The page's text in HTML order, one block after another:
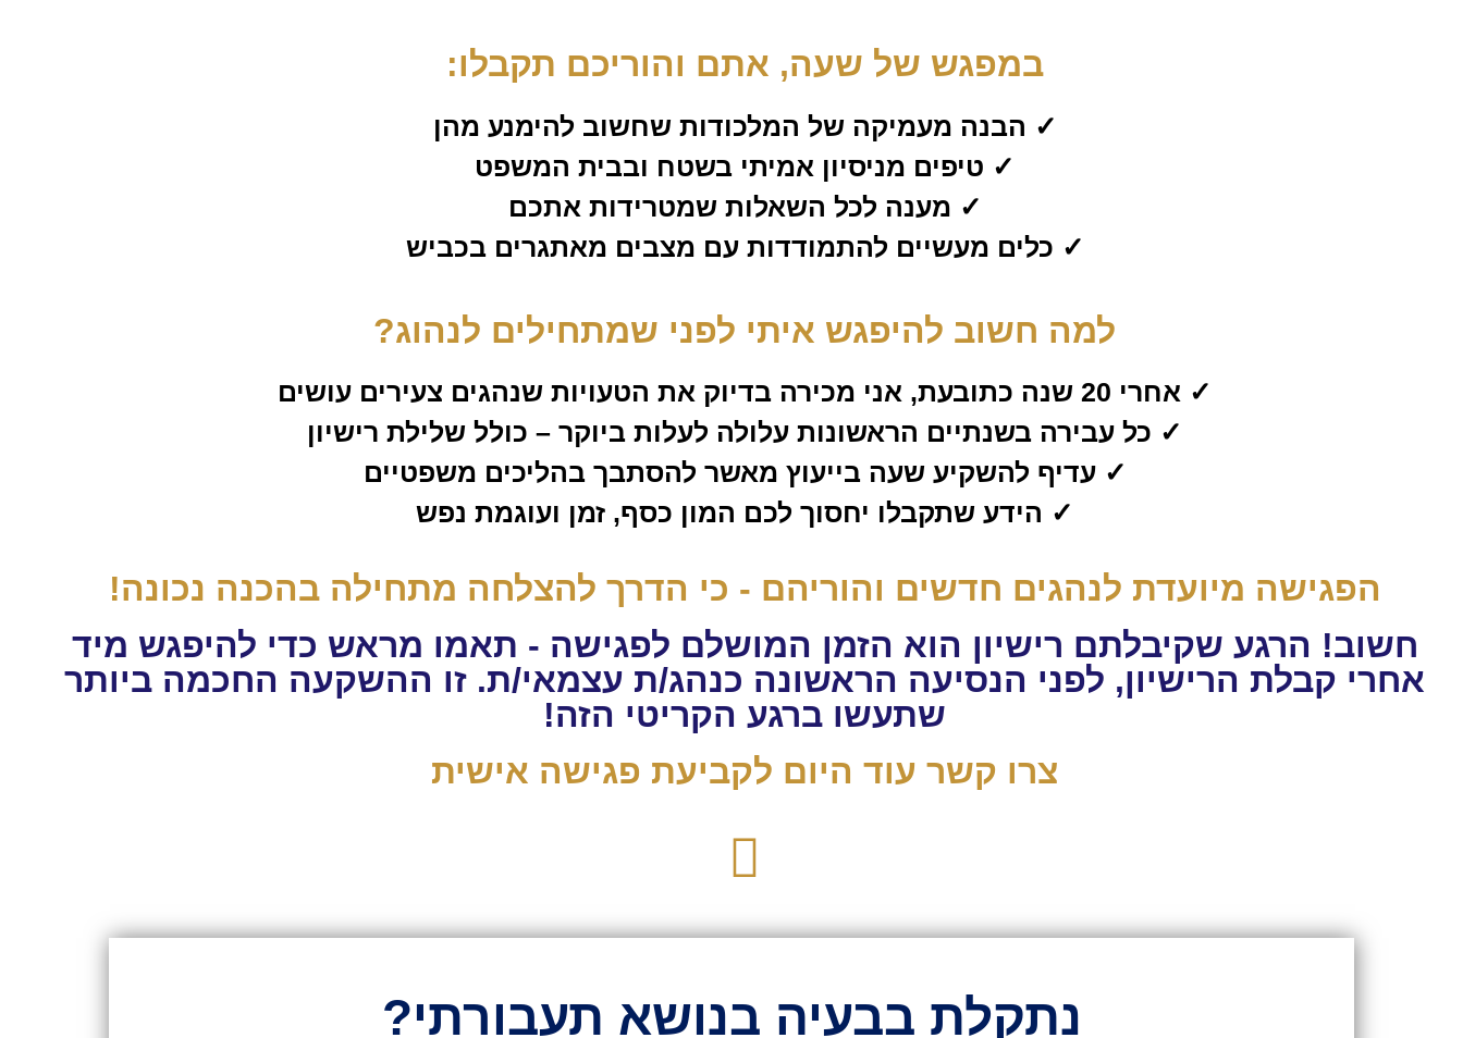
במפגש של שעה, אתם והוריכם תקבלו:
✓ הבנה מעמיקה של המלכודות שחשוב להימנע מהן
✓ טיפים מניסיון אמיתי בשטח ובבית המשפט
✓ מענה לכל השאלות שמטרידות אתכם
✓ כלים מעשיים להתמודדות עם מצבים מאתגרים בכביש
למה חשוב להיפגש איתי לפני שמתחילים לנהוג?
✓ אחרי 20 שנה כתובעת, אני מכירה בדיוק את הטעויות שנהגים צעירים עושים
✓ כל עבירה בשנתיים הראשונות עלולה לעלות ביוקר – כולל שלילת רישיון
✓ עדיף להשקיע שעה בייעוץ מאשר להסתבך בהליכים משפטיים
✓ הידע שתקבלו יחסוך לכם המון כסף, זמן ועוגמת נפש
הפגישה מיועדת לנהגים חדשים והוריהם - כי הדרך להצלחה מתחילה בהכנה נכונה!
חשוב! הרגע שקיבלתם רישיון הוא הזמן המושלם לפגישה - תאמו מראש כדי להיפגש מיד
אחרי קבלת הרישיון, לפני הנסיעה הראשונה כנהג/ת עצמאי/ת. זו ההשקעה החכמה ביותר
שתעשו ברגע הקריטי הזה!
צרו קשר עוד היום לקביעת פגישה אישית
נתקלת בבעיה בנושא תעבורתי?